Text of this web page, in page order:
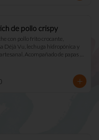
de pollo crispy
con pollo frito crocante,
Déjà Vu, lechuga hidropónica y
Acompañado de papas